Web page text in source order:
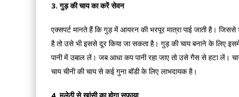
3. गुड़ की चाय का करें सेवन
एक्सपर्ट मानते हैं कि गुड़ में आयरन की भरपूर मात्रा पाई जाती है। जिससे
है तो उसे भी इससे दूर किया जा सकता है। गुड़ की चाय बनाने के लिए
पानी में उबाल लें। जब आधा कप पानी रहा जाए तो उसे गैस से हटा लें।
चाय चीनी की चाय से कई गुना बॉडी के लिए लाभदायक है।
4. मुलेठी से खांसी का होगा सफाया